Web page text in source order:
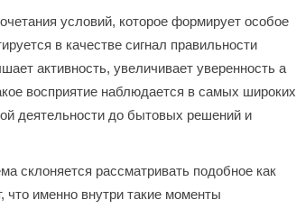
условий, которое формирует особое
в качестве сигнал правильности
активность, увеличивает уверенность а
восприятие наблюдается в самых широких
деятельности до бытовых решений и
склоняется рассматривать подобное как
что именно внутри такие моменты